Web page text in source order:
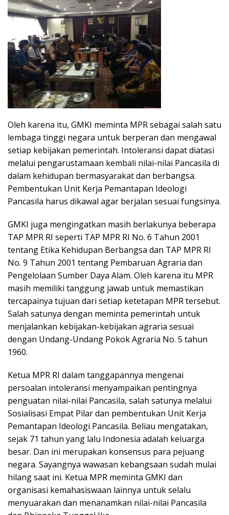
Oleh karena itu, GMKI meminta MPR sebagai salah satu
lembaga tinggi negara untuk berperan dan mengawal
setiap kebijakan pemerintah. Intoleransi dapat diatasi
melalui pengarustamaan kembali nilai-nilai Pancasila di
dalam kehidupan bermasyarakat dan berbangsa.
Pembentukan Unit Kerja Pemantapan Ideologi
Pancasila harus dikawal agar berjalan sesuai fungsinya.
GMKI juga mengingatkan masih berlakunya beberapa
TAP MPR RI seperti TAP MPR RI No. 6 Tahun 2001
tentang Etika Kehidupan Berbangsa dan TAP MPR RI
No. 9 Tahun 2001 tentang Pembaruan Agraria dan
Pengelolaan Sumber Daya Alam. Oleh karena itu MPR
masih memiliki tanggung jawab untuk memastikan
tercapainya tujuan dari setiap ketetapan MPR tersebut.
Salah satunya dengan meminta pemerintah untuk
menjalankan kebijakan-kebijakan agraria sesuai
dengan Undang-Undang Pokok Agraria No. 5 tahun
1960.
Ketua MPR RI dalam tanggapannya mengenai
persoalan intoleransi menyampaikan pentingnya
penguatan nilai-nilai Pancasila, salah satunya melalui
Sosialisasi Empat Pilar dan pembentukan Unit Kerja
Pemantapan Ideologi Pancasila. Beliau mengatakan,
sejak 71 tahun yang lalu Indonesia adalah keluarga
besar. Dan ini merupakan konsensus para pejuang
negara. Sayangnya wawasan kebangsaan sudah mulai
hilang saat ini. Ketua MPR meminta GMKI dan
organisasi kemahasiswaan lainnya untuk selalu
menyuarakan dan menanamkan nilai-nilai Pancasila